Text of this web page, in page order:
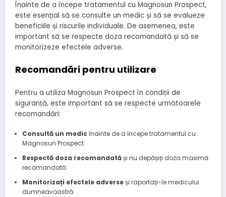
Înainte de a începe tratamentul cu Magnosun Prospect,
este esențial să se consulte un medic și să se evalueze
beneficiile și riscurile individuale. De asemenea, este
important să se respecte doza recomandată și să se
monitorizeze efectele adverse.
Recomandări pentru utilizare
Pentru a utiliza Magnosun Prospect în condiții de
siguranță, este important să se respecte următoarele
recomandări:
Consultă un medicînainte de a începe tratamentul cu
Magnosun Prospect.
Respectă doza recomandatăși nu depășiți doza maximă
recomandată.
Monitorizați efectele adverseși raportați-le medicului
dumneavoastră.